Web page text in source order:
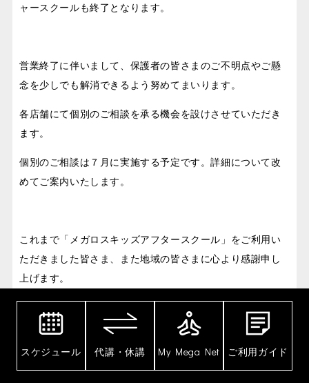
ャースクールも終了となります。
営業終了に伴いまして、保護者の皆さまのご不明点やご懸
念を少しでも解消できるよう努めてまいります。
各店舗にて個別のご相談を承る機会を設けさせていただき
ます。
個別のご相談は７月に実施する予定です。詳細について改
めてご案内いたします。
これまで「メガロスキッズアフタースクール」をご利用い
ただきました皆さま、また地域の皆さまに心より感謝申し
上げます。
に、これまで賜りましたご支援に重ねて感謝申し上げま
す。
スケジュール 代講・休講 My Mega Net ご利用ガイド